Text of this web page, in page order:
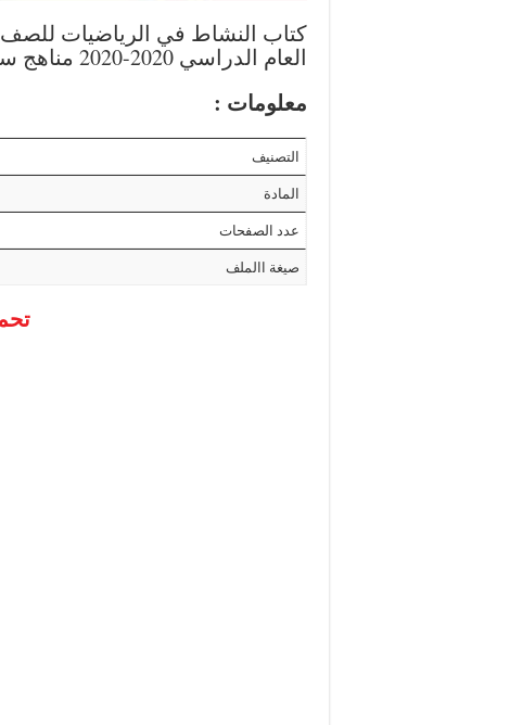
كتاب النشاط في الرياضيات
العام الدراسي 2020-2020 مناهج سلطنة عمان.
معلومات :
التصنيف
المادة
عدد الصفحات
صيغة االملف